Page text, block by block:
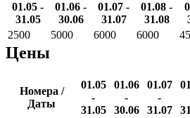
01.05 -
31.05
01.06 -
30.06
01.07 -
31.07
01.08 -
31.08
2500
5000 6000 6000
Цены
Номера /
Даты
01.05
-
31.05
01.06
-
30.06
01.07
-
31.07